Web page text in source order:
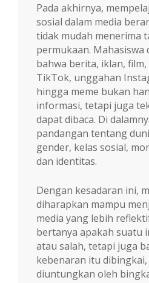
Pada akhirnya,
sosial dalam media
tidak mudah menerima
permukaan. Mahasiswa
bahwa berita, iklan,
TikTok, unggahan
hingga meme bukan
informasi, tetapi juga
dapat dibaca. Di
pandangan tentang
gender, kelas sosial,
dan identitas.
Dengan kesadaran ini,
diharapkan mampu
media yang lebih
bertanya apakah suatu
atau salah, tetapi juga
kebenaran itu
diuntungkan oleh